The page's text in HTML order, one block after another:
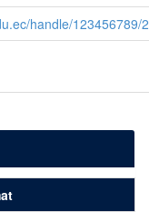
handle/123456789/